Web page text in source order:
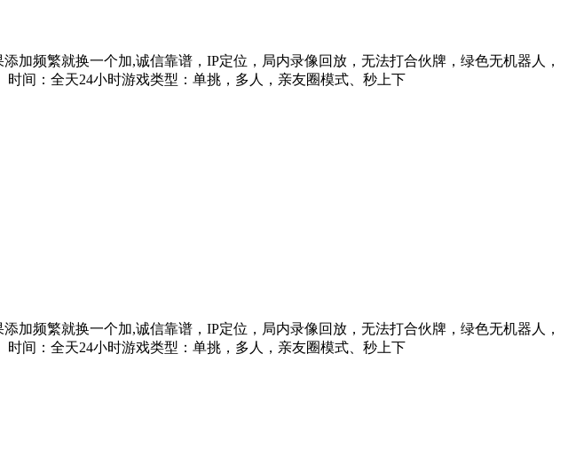
加频繁就换一个加,诚信靠谱，IP定位，局内录像回放，无法打合伙牌，绿色无机器人，
间：全天24小时游戏类型：单挑，多人，亲友圈模式、秒上下
加频繁就换一个加,诚信靠谱，IP定位，局内录像回放，无法打合伙牌，绿色无机器人，
间：全天24小时游戏类型：单挑，多人，亲友圈模式、秒上下